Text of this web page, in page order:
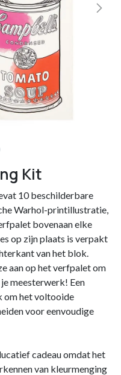
Kit
10 beschilderbare
Warhol-printillustratie,
bovenaan elke
op zijn plaats is verpakt
van het blok.
aan op het verfpalet om
meesterwerk! Een
om het voltooide
voor eenvoudige
cadeau omdat het
van kleurmenging